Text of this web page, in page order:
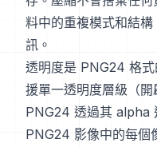
料中的重複模式和結
訊。
透明度是 PNG24 格
援單一透明度層級（開
PNG24 透過其 alpha
PNG24 影像中的每個